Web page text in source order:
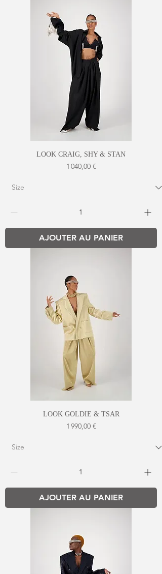
LOOK CRAIG, SHY & STAN
Prix
1 040,00 €
AJOUTER AU PANIER
LOOK GOLDIE & TSAR
Prix
1 990,00 €
AJOUTER AU PANIER